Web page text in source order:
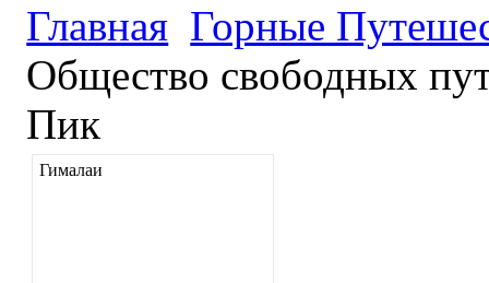
Главная Горные
Общество свободных
Пик
Гималаи